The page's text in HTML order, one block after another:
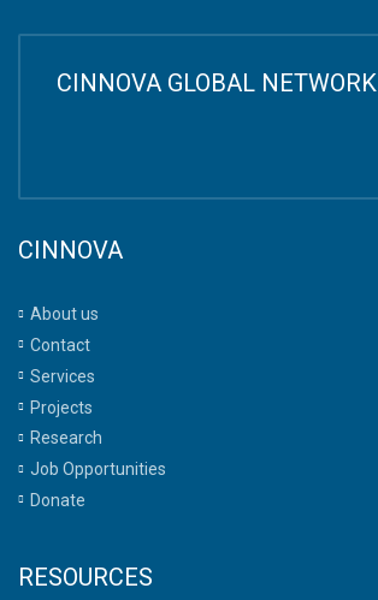
CINNOVA GLOBAL NETWORK
CINNOVA
About us
Contact
Services
Projects
Research
Job Opportunities
Donate
RESOURCES